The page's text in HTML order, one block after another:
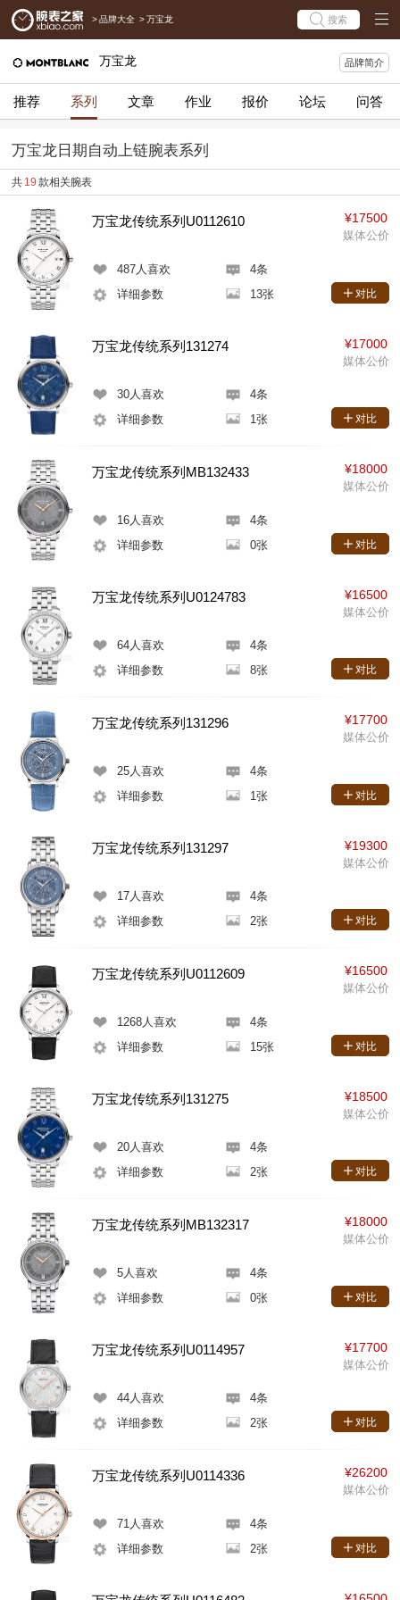
> 品牌大全 > 万宝龙 搜索
万宝龙 品牌简介
推荐 系列 文章 作业 报价 论坛 问答
万宝龙日期自动上链腕表系列
共 19 款相关腕表
万宝龙传统系列U0112610
487人喜欢
4条
详细参数
13张
¥17500
媒体公价
对比
万宝龙传统系列131274
30人喜欢
4条
详细参数
1张
¥17000
媒体公价
对比
万宝龙传统系列MB132433
16人喜欢
4条
详细参数
0张
¥18000
媒体公价
对比
万宝龙传统系列U0124783
64人喜欢
4条
详细参数
8张
¥16500
媒体公价
对比
万宝龙传统系列131296
25人喜欢
4条
详细参数
1张
¥17700
媒体公价
对比
万宝龙传统系列131297
17人喜欢
4条
详细参数
2张
¥19300
媒体公价
对比
万宝龙传统系列U0112609
1268人喜欢
4条
详细参数
15张
¥16500
媒体公价
对比
万宝龙传统系列131275
20人喜欢
4条
详细参数
2张
¥18500
媒体公价
对比
万宝龙传统系列MB132317
5人喜欢
4条
详细参数
0张
¥18000
媒体公价
对比
万宝龙传统系列U0114957
44人喜欢
4条
详细参数
2张
¥17700
媒体公价
对比
万宝龙传统系列U0114336
71 人喜欢
4条
详细参数
2张
¥26200
媒体公价
对比